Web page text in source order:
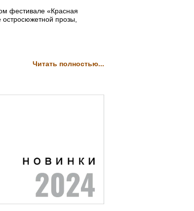
фестивале «Красная
прозы,
Читать полностью...